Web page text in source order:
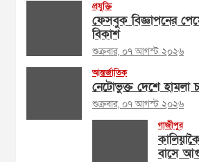
প্রযুক্তি
ফেসবুক বিজ্ঞাপনের
বিকাশ
শুক্রবার, ০৭ আগস্ট ২০২৬
আন্তর্জাতিক
নেটোভুক্ত দেশে হামলা
শুক্রবার, ০৭ আগস্ট ২০২৬
গাজীপুর
বাসে